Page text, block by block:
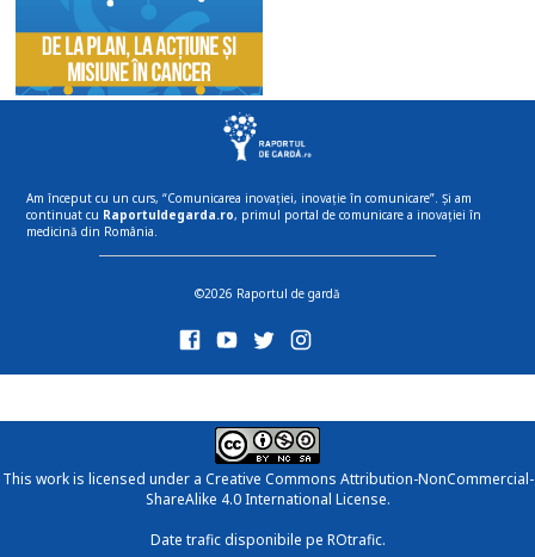
Am început cu un curs, “Comunicarea inovației, inovație în comunicare”. Și am
continuat cu Raportuldegarda.ro, primul portal de comunicare a inovației în
medicină din România.
©2026 Raportul de gardă
This work is licensed under a Creative Commons Attribution-NonCommercial-
ShareAlike 4.0 International License.
Date trafic disponibile pe ROtrafic.